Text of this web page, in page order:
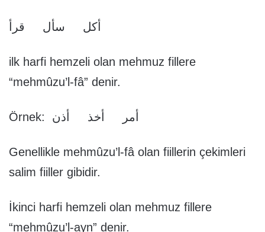
أكل سأل قرأ
ilk harfi hemzeli olan mehmuz fillere
“mehmûzu’l-fâ” denir.
Örnek: أمر أخذ أذن
Genellikle mehmûzu’l-fâ olan fiillerin çekimleri
salim fiiller gibidir.
İkinci harfi hemzeli olan mehmuz fillere
“mehmûzu’l-ayn” denir.